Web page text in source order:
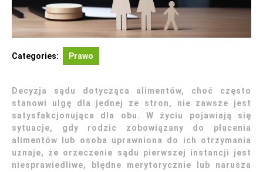
Categories: Prawo
Decyzja sądu dotycząca alimentów, choć często
stanowi ulgę dla jednej ze stron, nie zawsze jest
satysfakcjonująca dla obu. W życiu pojawiają się
sytuacje, gdy rodzic zobowiązany do płacenia
alimentów lub osoba uprawniona do ich otrzymania
uznaje, że orzeczenie sądu pierwszej instancji jest
niesprawiedliwe, błędne merytorycznie lub narusza